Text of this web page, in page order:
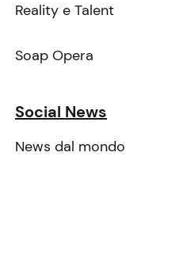
Reality e Talent
Soap Opera
Social News
News dal mondo